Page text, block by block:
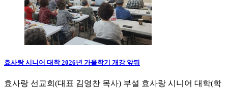
효사랑 시니어 대학 2026년 가을학기 개강 앞둬
효사랑 선교회(대표 김영찬 목사) 부설 효사랑 시니어 대학(학